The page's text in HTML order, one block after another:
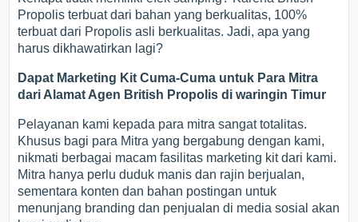
Propolis terbuat dari bahan yang berkualitas, 100%
terbuat dari Propolis asli berkualitas. Jadi, apa yang
harus dikhawatirkan lagi?
Dapat Marketing Kit Cuma-Cuma untuk Para Mitra
dari Alamat Agen British Propolis di waringin Timur
Pelayanan kami kepada para mitra sangat totalitas.
Khusus bagi para Mitra yang bergabung dengan kami,
nikmati berbagai macam fasilitas marketing kit dari kami.
Mitra hanya perlu duduk manis dan rajin berjualan,
sementara konten dan bahan postingan untuk
menunjang branding dan penjualan di media sosial akan